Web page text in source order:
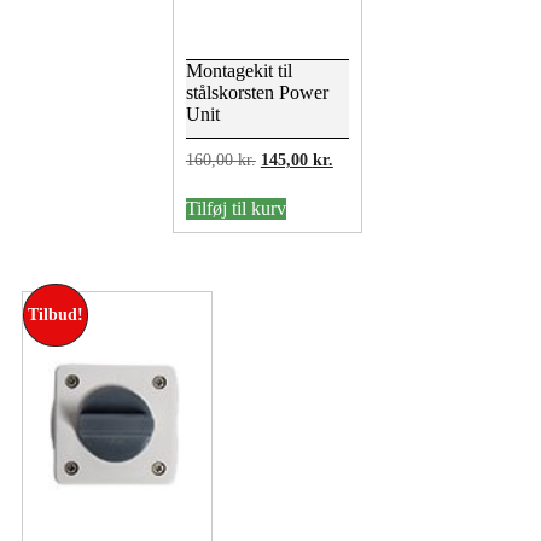
Montagekit til
stålskorsten Power
Unit
160,00kr. Den
pris
var:
160,00 kr..
145,00 kr.Den
145,00 kr..
Tilføj til kurv
Tilbud!